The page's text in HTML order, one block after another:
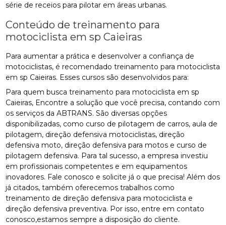
série de receios para pilotar em áreas urbanas.
Conteúdo de treinamento para
motociclista em sp Caieiras
Para aumentar a prática e desenvolver a confiança de
motociclistas, é recomendado treinamento para motociclista
em sp Caieiras. Esses cursos são desenvolvidos para:
Para quem busca treinamento para motociclista em sp
Caieiras, Encontre a solução que você precisa, contando com
os serviços da ABTRANS. São diversas opções
disponibilizadas, como curso de pilotagem de carros, aula de
pilotagem, direção defensiva motociclistas, direção
defensiva moto, direção defensiva para motos e curso de
pilotagem defensiva. Para tal sucesso, a empresa investiu
em profissionais competentes e em equipamentos
inovadores. Fale conosco e solicite já o que precisa! Além dos
já citados, também oferecemos trabalhos como
treinamento de direção defensiva para motociclista e
direção defensiva preventiva. Por isso, entre em contato
conosco,estamos sempre a disposição do cliente.